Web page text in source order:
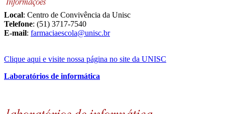
Local: Centro de Convivência da Unisc
Telefone: (51) 3717-7540
E-mail: farmaciaescola@unisc.br
Clique aqui e visite nossa página no site da UNISC
Laboratórios de informática